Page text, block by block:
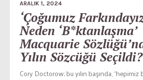
ARALIK 1, 2024
‘Çoğumuz
Neden ‘B*ktanlaşma’
Macquarie
Yılın Sözcüğü Seçildi?
Cory Doctorow; bu yılın başında,